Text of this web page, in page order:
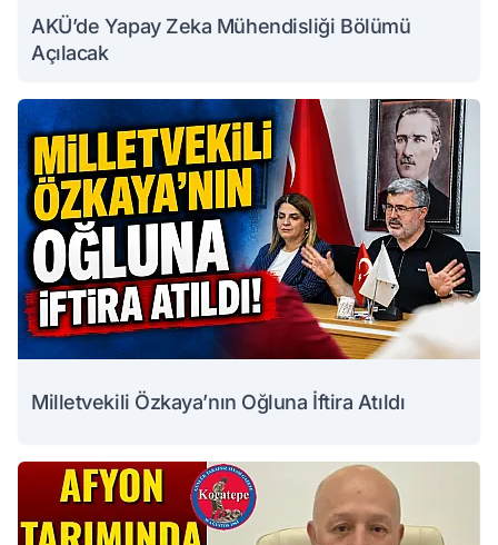
AKÜ’de Yapay Zeka Mühendisliği Bölümü
Açılacak
Milletvekili Özkaya’nın Oğluna İftira Atıldı